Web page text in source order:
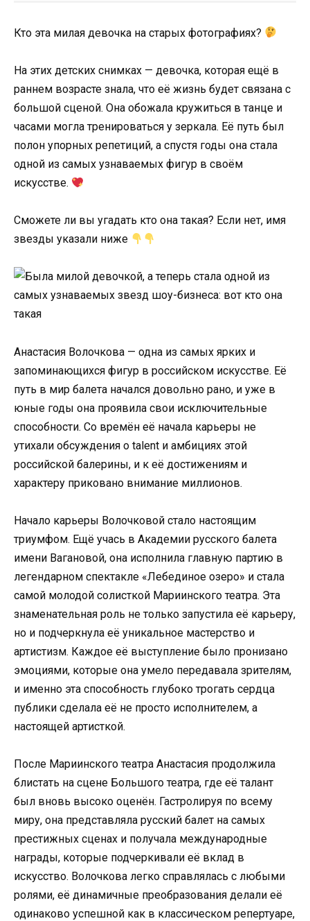
Кто эта милая девочка на старых фотографиях?
На этих детских снимках — девочка, которая ещё в
раннем возрасте знала, что её жизнь будет связана с
большой сценой. Она обожала кружиться в танце и
часами могла тренироваться у зеркала. Её путь был
полон упорных репетиций, а спустя годы она стала
одной из самых узнаваемых фигур в своём
искусстве.
Сможете ли вы угадать кто она такая? Если нет, имя
звезды указали ниже
Анастасия Волочкова — одна из самых ярких и
запоминающихся фигур в российском искусстве. Её
путь в мир балета начался довольно рано, и уже в
юные годы она проявила свои исключительные
способности. Со времён её начала карьеры не
утихали обсуждения о talent и амбициях этой
российской балерины, и к её достижениям и
характеру приковано внимание миллионов.
Начало карьеры Волочковой стало настоящим
триумфом. Ещё учась в Академии русского балета
имени Вагановой, она исполнила главную партию в
легендарном спектакле «Лебединое озеро» и стала
самой молодой солисткой Мариинского театра. Эта
знаменательная роль не только запустила её карьеру,
но и подчеркнула её уникальное мастерство и
артистизм. Каждое её выступление было пронизано
эмоциями, которые она умело передавала зрителям,
и именно эта способность глубоко трогать сердца
публики сделала её не просто исполнителем, а
настоящей артисткой.
После Мариинского театра Анастасия продолжила
блистать на сцене Большого театра, где её талант
был вновь высоко оценён. Гастролируя по всему
миру, она представляла русский балет на самых
престижных сценах и получала международные
награды, которые подчеркивали её вклад в
искусство. Волочкова легко справлялась с любыми
ролями, её динамичные преобразования делали её
одинаково успешной как в классическом репертуаре,